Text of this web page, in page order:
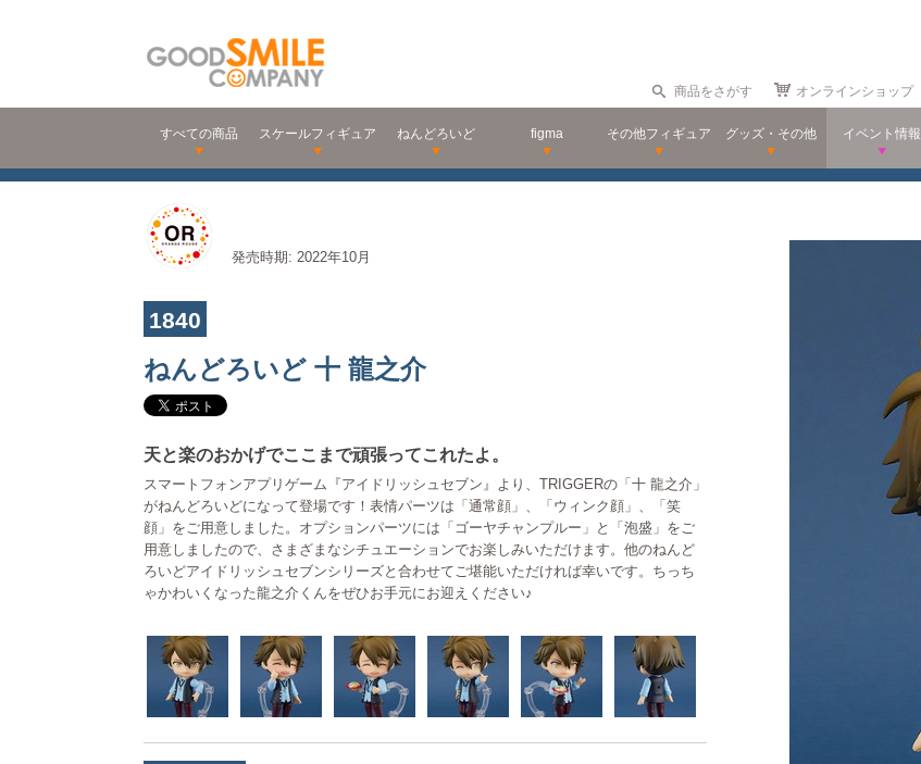
商品をさがす オンラインショップ
すべての商品 スケールフィギュア ねんどろいど figma その他フィギュア グッズ・その他 イベント情報
発売時期: 2022年10月
1840
ねんどろいど 十 龍之介
天と楽のおかげでここまで頑張ってこれたよ。
スマートフォンアプリゲーム『アイドリッシュセブン』より、TRIGGERの「十 龍之介」
がねんどろいどになって登場です！表情パーツは「通常顔」、「ウィンク顔」、「笑
顔」をご用意しました。オプションパーツには「ゴーヤチャンプルー」と「泡盛」をご
用意しましたので、さまざまなシチュエーションでお楽しみいただけます。他のねんど
ろいどアイドリッシュセブンシリーズと合わせてご堪能いただければ幸いです。ちっち
ゃかわいくなった龍之介くんをぜひお手元にお迎えください♪